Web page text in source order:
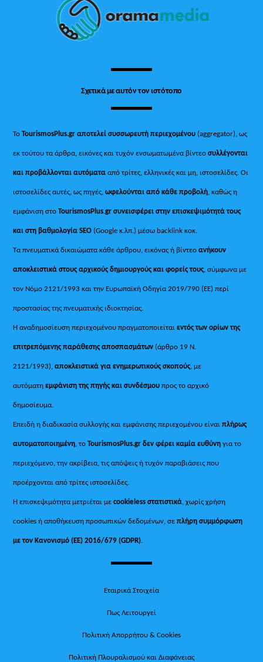
Top
Σχετικά με αυτόν τον ιστότοπο
ΤοTourismosPlus.gr αποτελεί συσσωρευτή περιεχομένου (aggregator), ως
εκ τούτου τα άρθρα, εικόνες και τυχόν ενσωματωμένα βίντεοσυλλέγονται
και προβάλλονται αυτόματααπό τρίτες, ελληνικές και μη, ιστοσελίδες. Οι
ιστοσελίδες αυτές, ως πηγές,ωφελούνται από κάθε προβολή, καθώς η
εμφάνιση στοTourismosPlus.gr συνεισφέρει στην επισκεψιμότητά τους
και στη βαθμολογία SEO (Google κ.λπ.) μέσω backlink κοκ.
Τα πνευματικά δικαιώματα κάθε άρθρου, εικόνας ή βίντεοανήκουν
αποκλειστικά στους αρχικούς δημιουργούς και φορείς τους, σύμφωνα με
τον Νόμο 2121/1993 και την Ευρωπαϊκή Οδηγία 2019/790 (ΕΕ) περί
προστασίας της πνευματικής ιδιοκτησίας.
Η αναδημοσίευση περιεχομένου πραγματοποιείταιεντός των ορίων της
επιτρεπόμενης παράθεσης αποσπασμάτων (άρθρο 19 Ν.
2121/1993), αποκλειστικά για ενημερωτικούς σκοπούς, με
αυτόματηεμφάνιση της πηγής και συνδέσμου προς το αρχικό
δημοσίευμα.
Επειδή η διαδικασία συλλογής και εμφάνισης περιεχομένου είναιπλήρως
αυτοματοποιημένη, τοTourismosPlus.gr δεν φέρει καμία ευθύνη για το
περιεχόμενο, την ακρίβεια, τις απόψεις ή τυχόν παραβιάσεις που
προέρχονται από τρίτες ιστοσελίδες.
Η επισκεψιμότητα μετριέται μεcookieless στατιστικά, χωρίς χρήση
cookies ή αποθήκευση προσωπικών δεδομένων, σεπλήρη συμμόρφωση
με τον Κανονισμό (ΕΕ) 2016/679 (GDPR).
Εταιρικά Στοιχεία
Πως Λειτουργεί
Πολιτική Απορρήτου & Cookies
Πολιτική Πλουραλισμού και Διαφάνειας